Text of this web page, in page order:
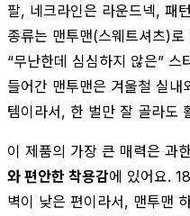
팔, 네크라인은 라운드넥, 패
종류는 맨투맨(스웨트셔츠)
“무난한데 심심하지 않은”
들어간 맨투맨은 겨울철 실내
템이라서, 한 벌만 잘 골라도
이 제품의 가장 큰 매력은 과
와 편안한 착용감에 있어요.
벽이 낮은 편이라서, 맨투맨